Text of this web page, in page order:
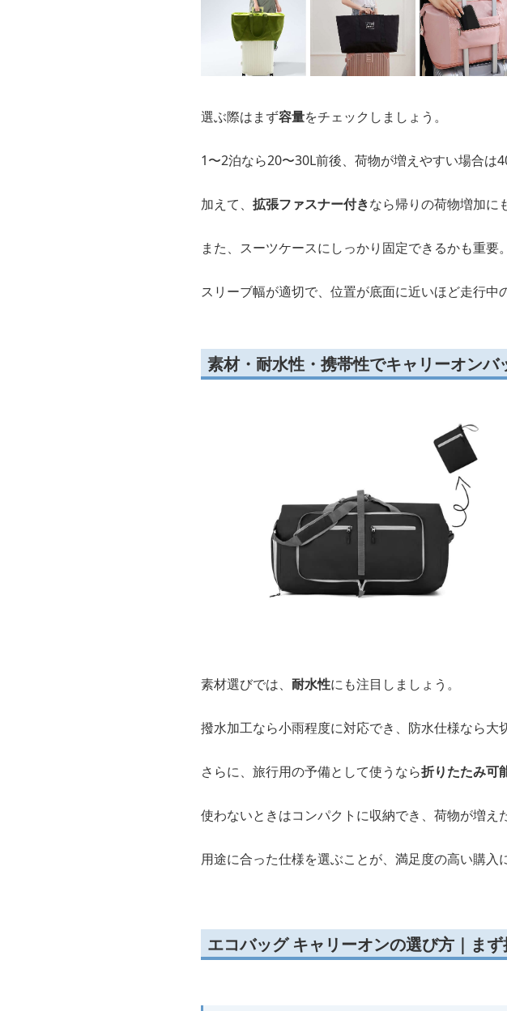
選ぶ際はまず容量をチェックしましょう。
1〜2泊なら20〜30L前後、荷物が増えやすい場合は
加えて、 拡張ファスナー付きなら帰りの荷物増加に
また、スーツケースにしっかり固定できるかも重要。
スリーブ幅が適切で、位置が底面に近いほど走行中
素材・耐水性・携帯性でキャリーオンバ
素材選びでは、 耐水性にも注目しましょう。
撥水加工なら小雨程度に対応でき、防水仕様なら大
さらに、旅行用の予備として使うなら折りたたみ可
使わないときはコンパクトに収納でき、荷物が増え
用途に合った仕様を選ぶことが、満足度の高い購入
エコバッグ キャリーオンの選び方｜ま